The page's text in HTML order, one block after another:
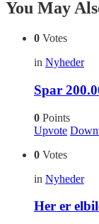
You May
0 Votes
in Nyheder
Spar
0 Points
Upvote
0 Votes
in Nyheder
Her er